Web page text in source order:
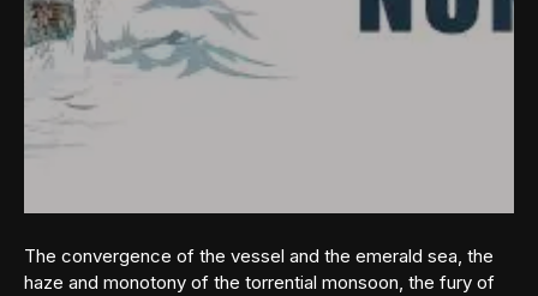
The convergence of the vessel and the emerald sea, the
haze and monotony of the torrential monsoon, the fury of